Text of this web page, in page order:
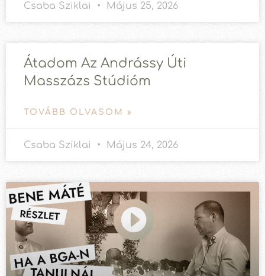
Csaba Sziklai Május 25, 2026
Átadom Az Andrássy Úti
Masszázs Stúdióm
TOVÁBB OLVASOM »
Csaba Sziklai Május 24, 2026